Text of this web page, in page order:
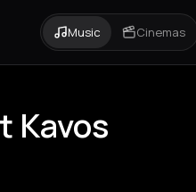
Music Cinemas
Kavos